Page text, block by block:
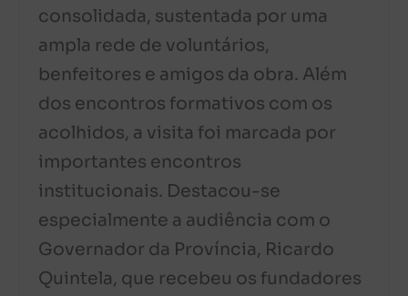
consolidada, sustentada por uma
ampla rede de voluntários,
benfeitores e amigos da obra. Além
dos encontros formativos com os
acolhidos, a visita foi marcada por
importantes encontros
institucionais. Destacou-se
especialmente a audiência com o
Governador da Província, Ricardo
Quintela, que recebeu os fundadores